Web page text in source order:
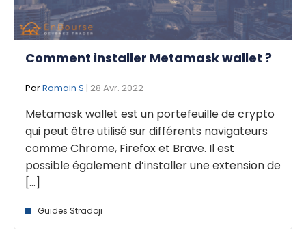
Comment installer Metamask wallet ?
ParRomain S | 28 Avr. 2022
Metamask wallet est un portefeuille de crypto
qui peut être utilisé sur différents navigateurs
comme Chrome, Firefox et Brave. Il est
possible également d’installer une extension de
[...]
Guides Stradoji